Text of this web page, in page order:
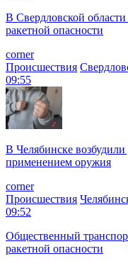
В Свердловской
ракетной опасности
corner
Происшествия
09:55
В Челябинске возбудили
применением оружия
corner
Происшествия
09:52
Общественный
ракетной опасности